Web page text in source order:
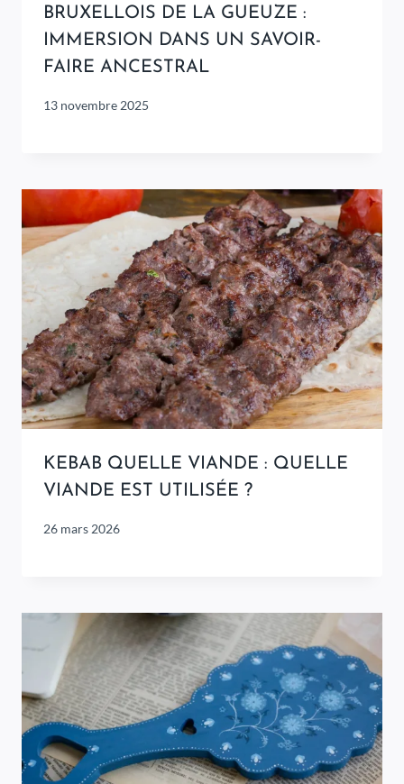
BRUXELLOIS DE LA GUEUZE :
IMMERSION DANS UN SAVOIR-
FAIRE ANCESTRAL
13 novembre 2025
KEBAB QUELLE VIANDE : QUELLE
VIANDE EST UTILISÉE ?
26 mars 2026